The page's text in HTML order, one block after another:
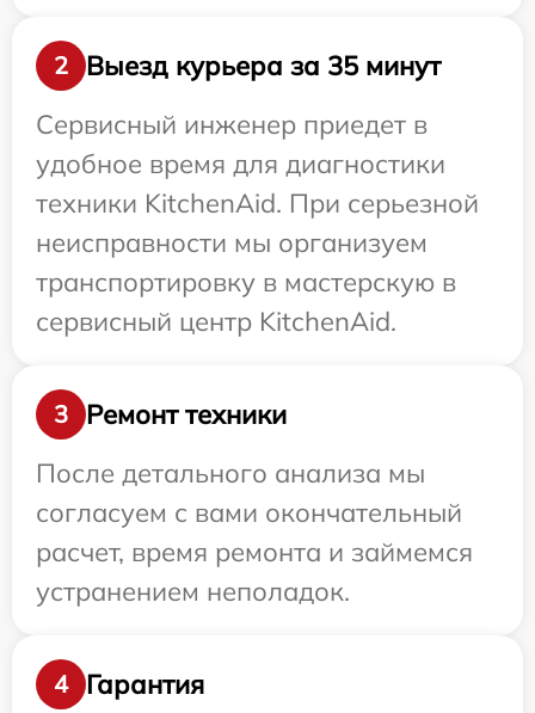
2
Выезд курьера за 35 минут
Сервисный инженер приедет в
удобное время для диагностики
техники KitchenAid. При серьезной
неисправности мы организуем
транспортировку в мастерскую в
сервисный центр KitchenAid.
3
Ремонт техники
После детального анализа мы
согласуем с вами окончательный
расчет, время ремонта и займемся
устранением неполадок.
4 Гарантия